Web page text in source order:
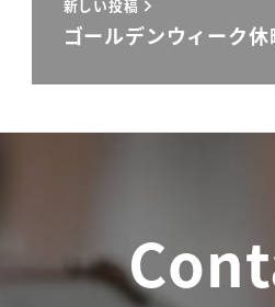
新しい投稿
ゴールデンウィーク